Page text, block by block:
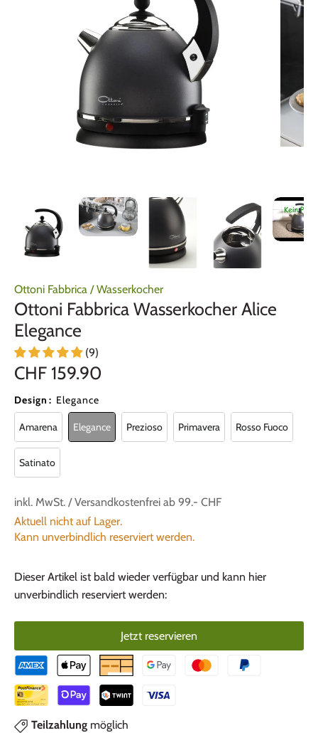
Ottoni Fabbrica /Wasserkocher
Ottoni Fabbrica Wasserkocher Alice
Elegance
(9)
CHF 159.90
Design : Elegance
Amarena Elegance Prezioso Primavera Rosso Fuoco
Satinato
inkl. MwSt. / Versandkostenfrei ab 99.- CHF
Aktuell nicht auf Lager.
Kann unverbindlich reserviert werden.
Dieser Artikel ist bald wieder verfügbar und kann hier
unverbindlich reserviert werden:
Jetzt reservieren
Teilzahlung möglich